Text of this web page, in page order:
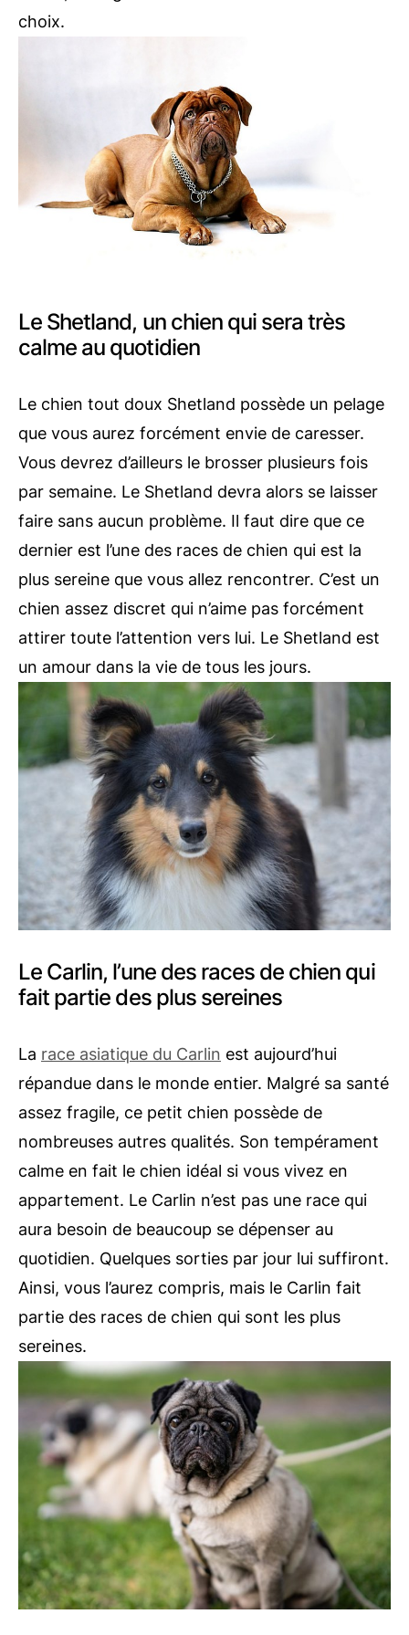
choix.
Le Shetland, un chien qui sera très
calme au quotidien
Le chien tout doux Shetland possède un pelage
que vous aurez forcément envie de caresser.
Vous devrez d’ailleurs le brosser plusieurs fois
par semaine. Le Shetland devra alors se laisser
faire sans aucun problème. Il faut dire que ce
dernier est l’une des races de chien qui est la
plus sereine que vous allez rencontrer. C’est un
chien assez discret qui n’aime pas forcément
attirer toute l’attention vers lui. Le Shetland est
un amour dans la vie de tous les jours.
Le Carlin, l’une des races de chien qui
fait partie des plus sereines
La race asiatique du Carlin est aujourd’hui
répandue dans le monde entier. Malgré sa santé
assez fragile, ce petit chien possède de
nombreuses autres qualités. Son tempérament
calme en fait le chien idéal si vous vivez en
appartement. Le Carlin n’est pas une race qui
aura besoin de beaucoup se dépenser au
quotidien. Quelques sorties par jour lui suffiront.
Ainsi, vous l’aurez compris, mais le Carlin fait
partie des races de chien qui sont les plus
sereines.